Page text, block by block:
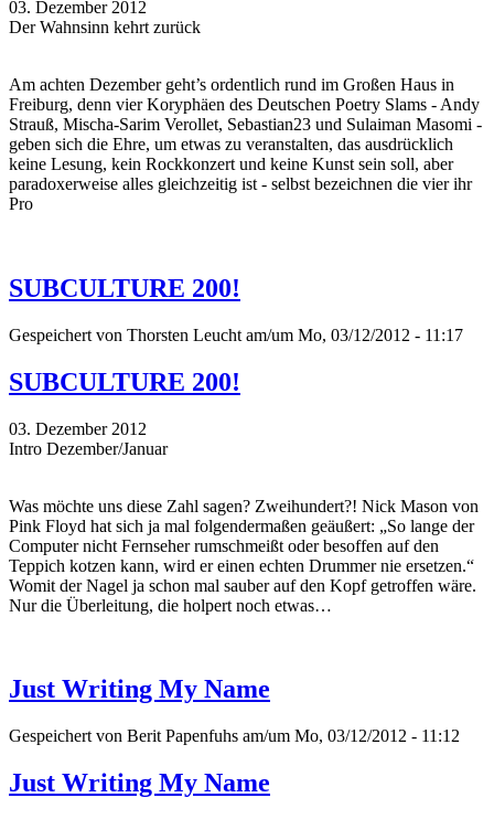
03. Dezember 2012
Der Wahnsinn kehrt zurück
Am achten Dezember geht’s ordentlich rund im Großen Haus in
Freiburg, denn vier Koryphäen des Deutschen Poetry Slams - Andy
Strauß, Mischa-Sarim Verollet, Sebastian23 und Sulaiman Masomi -
geben sich die Ehre, um etwas zu veranstalten, das ausdrücklich
keine Lesung, kein Rockkonzert und keine Kunst sein soll, aber
paradoxerweise alles gleichzeitig ist - selbst bezeichnen die vier ihr
Pro
SUBCULTURE 200!
Gespeichert von Thorsten Leucht am/um Mo, 03/12/2012 - 11:17
SUBCULTURE 200!
03. Dezember 2012
Intro Dezember/Januar
Was möchte uns diese Zahl sagen? Zweihundert?! Nick Mason von
Pink Floyd hat sich ja mal folgendermaßen geäußert: „So lange der
Computer nicht Fernseher rumschmeißt oder besoffen auf den
Teppich kotzen kann, wird er einen echten Drummer nie ersetzen.“
Womit der Nagel ja schon mal sauber auf den Kopf getroffen wäre.
Nur die Überleitung, die holpert noch etwas…
Just Writing My Name
Gespeichert von Berit Papenfuhs am/um Mo, 03/12/2012 - 11:12
Just Writing My Name